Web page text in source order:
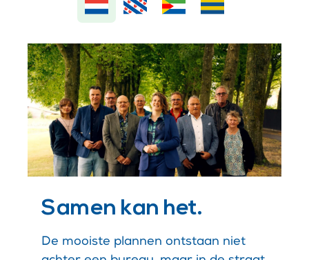
Samen kan het.
De mooiste plannen ontstaan niet